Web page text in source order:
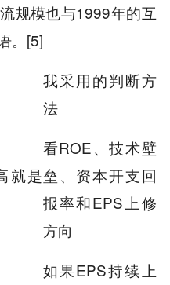
规模也与1999年的互
。[5]
我采用的判断方
法
就是
看ROE、技术壁
垒、资本开支回
报率和EPS上修
方向
如果EPS持续上